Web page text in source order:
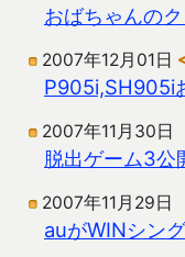
おばちゃんの
2007年12月01日
P905i,SH905i
2007年11月30日
脱出ゲーム3公
2007年11月29日
auがWINシン